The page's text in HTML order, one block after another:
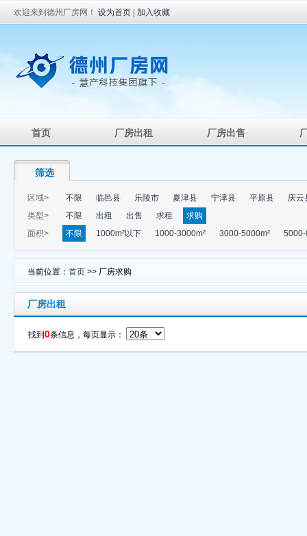
欢迎来到德州厂房网！ 设为首页 加入收藏
首页 厂房出租 厂房出售
筛选
区域> 不限 临邑县 乐陵市 夏津县 宁津县 平原县
庆云
类型>
不限 出租 出售 求租
求购
面积>
不限 1000m²以下 1000-3000m² 3000-5000m² 5000-
当前位置： 首页 >> 厂房求购
厂房出租
找到 0条信息，每页显示：